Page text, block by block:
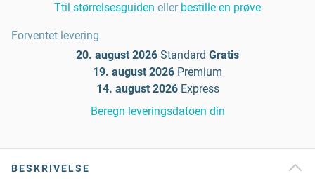
Ttil størrelsesguiden eller bestille en prøve
Forventet levering
20. august 2026 Standard Gratis
19. august 2026 Premium
14. august 2026 Express
Beregn leveringsdatoen din
BESKRIVELSE